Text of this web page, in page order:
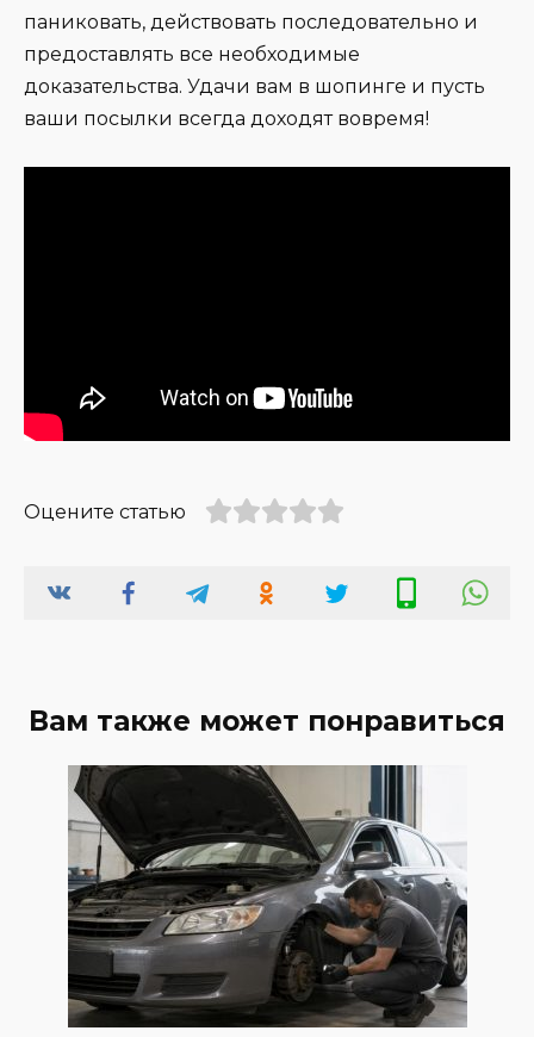
паниковать, действовать последовательно и
предоставлять все необходимые
доказательства. Удачи вам в шопинге и пусть
ваши посылки всегда доходят вовремя!
Оцените статью
Вам также может понравиться